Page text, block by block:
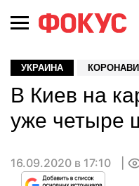
УКРАИНА
В Киев на
уже четыре
16.09.2020 в 17:10